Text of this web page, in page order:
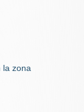
la zona